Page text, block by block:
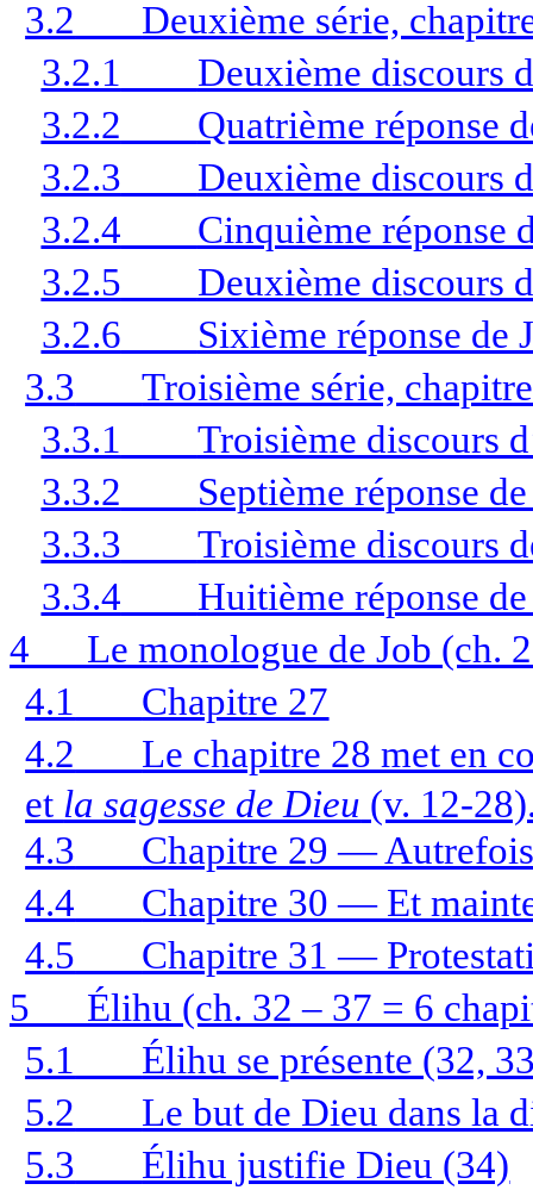
3.2
Deuxième série,
3.2.1
Deuxième discours
3.2.2
Quatrième réponse
3.2.3
Deuxième discours
3.2.4
Cinquième réponse
3.2.5
Deuxième discours
3.2.6
Sixième réponse de
3.3
Troisième série,
3.3.1
Troisième discours
3.3.2
Septième réponse
3.3.3
Troisième discours
3.3.4
Huitième réponse
4
Le monologue de Job (ch.
4.1
Chapitre 27
4.2
Le chapitre 28 met en
et la sagesse de Dieu (v. 12-
4.3
Chapitre 29 —
4.4
Chapitre 30 — Et
4.5
Chapitre 31 —
5
Élihu (ch. 32 – 37 = 6
5.1
Élihu se présente (32,
5.2
Le but de Dieu dans la
5.3
Élihu justifie Dieu (34)